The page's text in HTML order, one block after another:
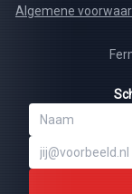
Algemene